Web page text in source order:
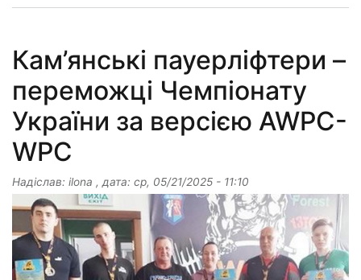
Кам’янські пауерліфтери –
переможці Чемпіонату
України за версією AWPC-
WPC
Надіслав: ilona , дата: ср, 05/21/2025 - 11:10